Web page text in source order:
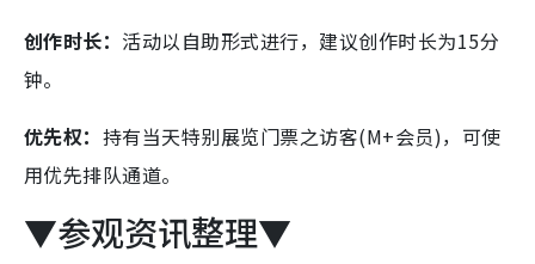
创作时长： 活动以自助形式进行，建议创作时长为15分
钟。
优先权： 持有当天特别展览门票之访客(M+会员)，可使
用优先排队通道。
▼参观资讯整理▼